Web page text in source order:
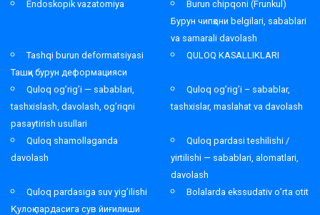
Endoskopik vazatomiya
Burun chipqoni (Frunkul)
Бурун чипқони belgilari, sabablari
va samarali davolash
Tashqi burun deformatsiyasi
Ташқи бурун деформацияси
QULOQ KASALLIKLARI
Quloq og’rig’i — sabablari,
tashxislash, davolash, og’riqni
pasaytirish usullari
Quloq og’rig’i – sabablar,
tashxislar, maslahat va davolash
Quloq shamollaganda
davolash
Quloq pardasi teshilishi /
yirtilishi — sabablari, alomatlari,
davolash
Quloq pardasiga suv yig’ilishi
Қулоқ пардасига сув йиғилиши
Bolalarda ekssudativ o’rta otit